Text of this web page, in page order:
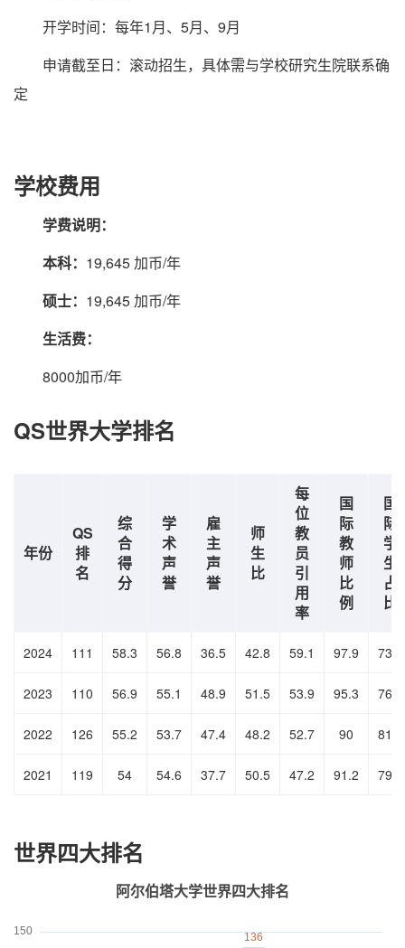
开学时间：每年1月、5月、9月
申请截至日：滚动招生，具体需与学校研究生院联系确
定
学校费用
学费说明：
本科： 19,645 加币/年
硕士： 19,645 加币/年
生活费：
8000加币/年
QS世界大学排名
年份
QS
排
名
综
合
得
分
学
术
声
誉
雇
主
声
誉
师
生
比
每
位
教
员
引
用
率
国
际
教
师
比
例
国
际
学
生
占
比
2024 111 58.3 56.8 36.5 42.8 59.1 97.9 73.2
2023 110 56.9 55.1 48.9 51.5 53.9 95.3 76.9
2022 126 55.2 53.7 47.4 48.2 52.7 90 81.4
2021 119 54 54.6 37.7 50.5 47.2 91.2 79.9
世界四大排名